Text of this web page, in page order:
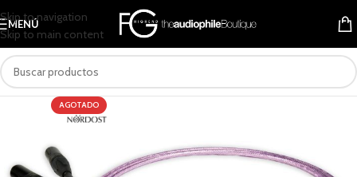
Skip to navigation
Skip to main content
MENÚ
AGOTADO